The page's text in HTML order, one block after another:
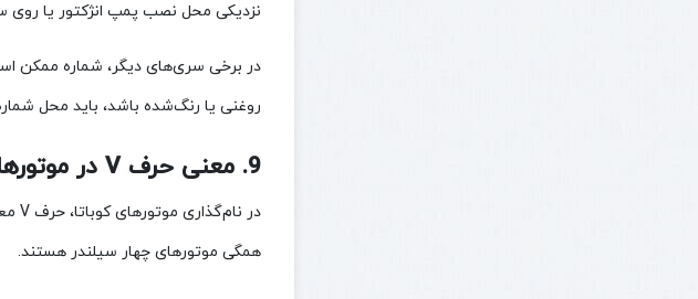
نزدیکی محل نصب پمپ انژکتور یا روی
در برخی سری‌های دیگر، شماره ممکن است
روغنی یا رنگ‌شده باشد، باید محل
9. معنی حرف V در موتورهای کوباتا چیست؟
همگی موتورهای چهار سیلندر هستند.